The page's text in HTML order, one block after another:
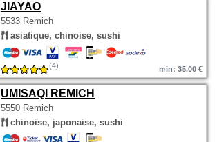
JIAYAO
5533 Remich
asiatique, chinoise, sushi
(4) min: 35.00 €
UMISAQI REMICH
5550 Remich
chinoise, japonaise, sushi